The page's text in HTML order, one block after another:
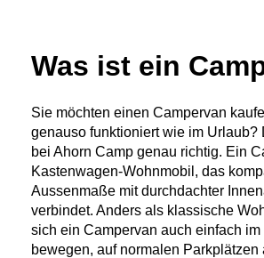
Was ist ein
Sie möchten einen Campervan
genauso funktioniert wie im Urlaub?
bei Ahorn Camp genau richtig. Ein
Kastenwagen-Wohnmobil, das
Aussenmaße mit durchdachter
verbindet. Anders als klassische
sich ein Campervan auch einfach im
bewegen, auf normalen Parkplätzen